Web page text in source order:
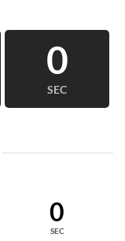
0
SEC
0
SEC